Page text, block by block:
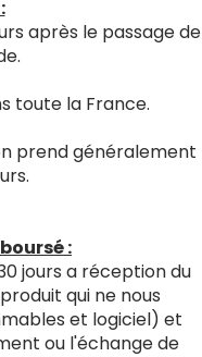
après le passage de
toute la France.
prend généralement
:
jours a réception du
qui ne nous
et logiciel) et
ou l'échange de